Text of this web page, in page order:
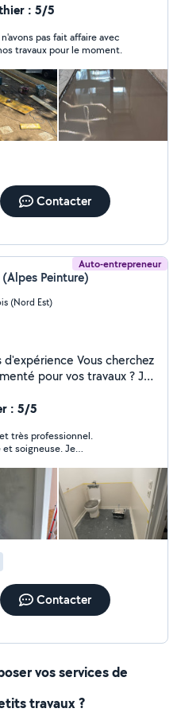
intérieures. Mon
durable et conforme à
du chantier et des
: 5/5
pas fait affaire avec
travaux pour le moment.
Contacter
Auto-entrepreneur
Peinture)
(Nord Est)
pour vos travaux ? Je
- Préparation des
- Travail propre
pour discuter de votre
: 5/5
très professionnel.
et soigneuse. Je
pause de Cuisine.
Contacter
vos services de
travaux ?